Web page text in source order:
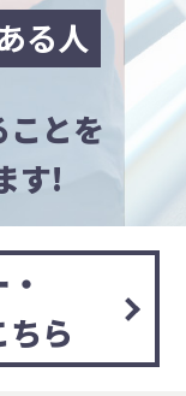
る人
とを
す!
ら